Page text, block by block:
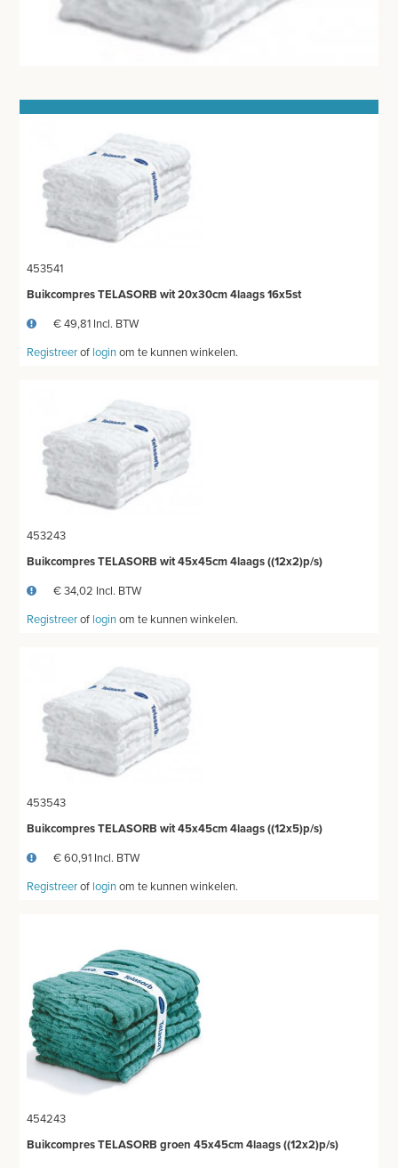
WATTEN-DEPPERS
BLOEDSTELPENDE SPRAY
HANDSCHOENEN
HECHTINGSMATERIAAL
HYGIENE
THUISZORG
EHBO
APPARATUUR EN DIAGNOSE
VERBRUIKSMATERIAAL
MEUBILAIR - INSTALLATIEMATERIAAL
TWEEDEHANDS - LIQUIDATIE
453541
Buikcompres TELASORB wit 20x30cm 4laags 16x5st
€ 49,81 Incl. BTW
Registreerof loginom te kunnen winkelen.
453243
Buikcompres TELASORB wit 45x45cm 4laags ((12x2)p/s)
€ 34,02 Incl. BTW
Registreerof loginom te kunnen winkelen.
453543
Buikcompres TELASORB wit 45x45cm 4laags ((12x5)p/s)
€ 60,91 Incl. BTW
Registreerof loginom te kunnen winkelen.
454243
Buikcompres TELASORB groen 45x45cm 4laags ((12x2)p/s)